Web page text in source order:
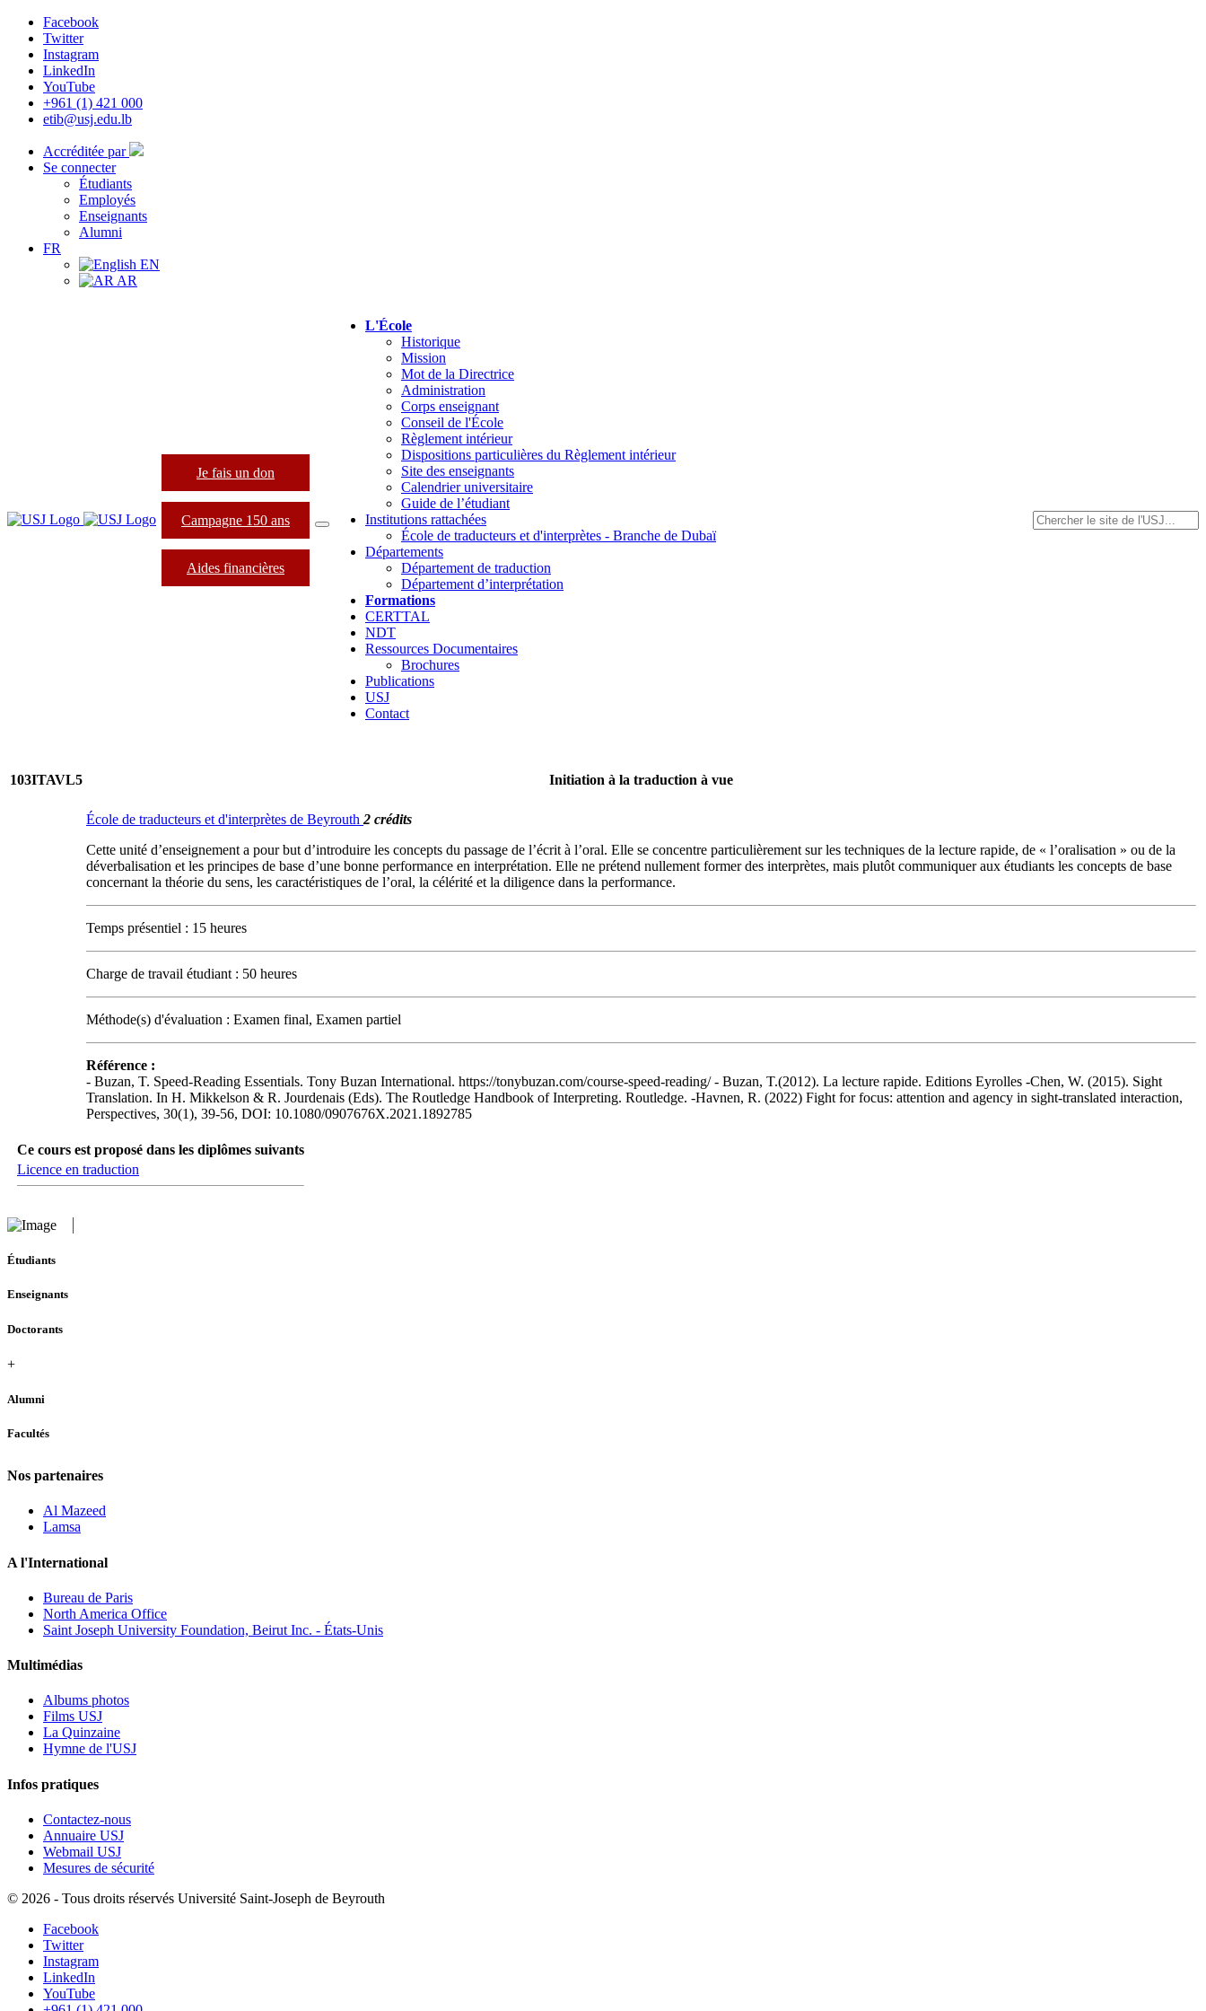
Facebook
Twitter
Instagram
LinkedIn
YouTube
+961 (1) 421 000
etib@usj.edu.lb
Accréditée par
Se connecter
Étudiants
Employés
Enseignants
Alumni
FR
EN
AR
Je fais un don
Campagne 150 ans
Aides financières
L'École
Historique
Mission
Mot de la Directrice
Administration
Corps enseignant
Conseil de l'École
Règlement intérieur
Dispositions particulières du Règlement intérieur
Site des enseignants
Calendrier universitaire
Guide de l’étudiant
Institutions rattachées
École de traducteurs et d'interprètes - Branche de Dubaï
Départements
Département de traduction
Département d’interprétation
Formations
CERTTAL
NDT
Ressources Documentaires
Brochures
Publications
USJ
Contact
103ITAVL5 Initiation à la traduction à vue
École de traducteurs et d'interprètes de Beyrouth 2 crédits
Cette unité d’enseignement a pour but d’introduire les concepts du passage de l’écrit à l’oral. Elle se concentre particulièrement sur les techniques de la lecture rapide, de « l’oralisation » ou de la
déverbalisation et les principes de base d’une bonne performance en interprétation. Elle ne prétend nullement former des interprètes, mais plutôt communiquer aux étudiants les concepts de base
concernant la théorie du sens, les caractéristiques de l’oral, la célérité et la diligence dans la performance.
Temps présentiel : 15 heures
Charge de travail étudiant : 50 heures
Méthode(s) d'évaluation : Examen final, Examen partiel
Référence :
- Buzan, T. Speed-Reading Essentials. Tony Buzan International. https://tonybuzan.com/course-speed-reading/ - Buzan, T.(2012). La lecture rapide. Editions Eyrolles -Chen, W. (2015). Sight
Translation. In H. Mikkelson & R. Jourdenais (Eds). The Routledge Handbook of Interpreting. Routledge. -Havnen, R. (2022) Fight for focus: attention and agency in sight-translated interaction,
Perspectives, 30(1), 39-56, DOI: 10.1080/0907676X.2021.1892785
Ce cours est proposé dans les diplômes suivants
Licence en traduction
Étudiants
Enseignants
Doctorants
+
Alumni
Facultés
Nos partenaires
Al Mazeed
Lamsa
A l'International
Bureau de Paris
North America Office
Saint Joseph University Foundation, Beirut Inc. - États-Unis
Multimédias
Albums photos
Films USJ
La Quinzaine
Hymne de l'USJ
Infos pratiques
Contactez-nous
Annuaire USJ
Webmail USJ
Mesures de sécurité
© 2026 - Tous droits réservés Université Saint-Joseph de Beyrouth
Facebook
Twitter
Instagram
LinkedIn
YouTube